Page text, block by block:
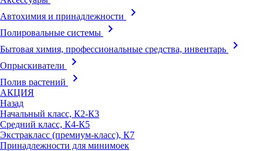
Автохимия и принадлежности keyboard_arrow_right
Полировальные системы keyboard_arrow_right
Бытовая химия, профессиональные средства, инвентарь keyboard_arrow_right
Опрыскиватели keyboard_arrow_right
Полив растений keyboard_arrow_right
АКЦИЯ
Назад
Начальный класс, К2-К3
Средний класс, К4-К5
Экстракласс (премиум-класс), К7
Принадлежности для минимоек